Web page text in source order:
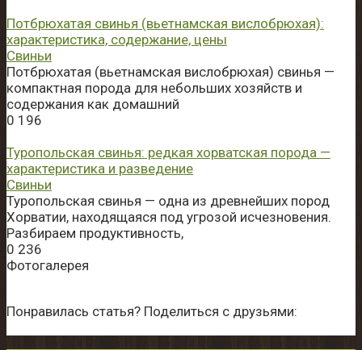
Потбрюхатая свинья (вьетнамская вислобрюхая):
характеристика, содержание, цены
Свиньи
Потбрюхатая (вьетнамская вислобрюхая) свинья —
компактная порода для небольших хозяйств и
содержания как домашний
0 196
Туропольская свинья: редкая хорватская порода —
характеристика и разведение
Свиньи
Туропольская свинья — одна из древнейших пород
Хорватии, находящаяся под угрозой исчезновения.
Разбираем продуктивность,
0 236
Фотогалерея
Понравилась статья? Поделиться с друзьями: